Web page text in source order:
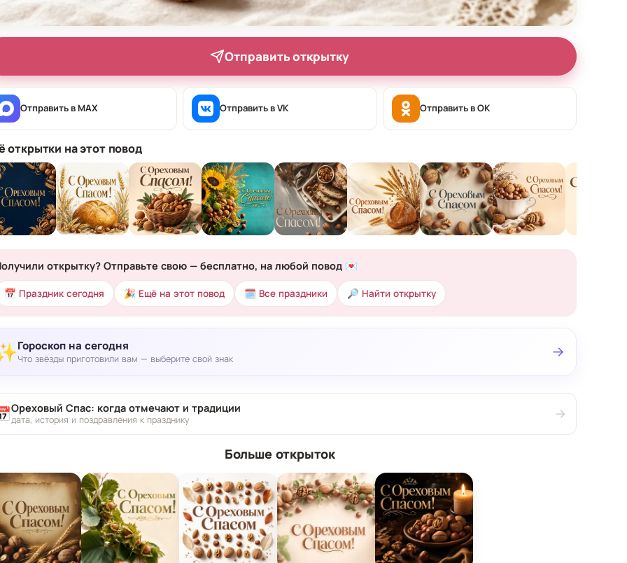
Отправить открытку
Отправить в MAX Отправить в VK Отправить в OK
открытки на этот повод
открытку? Отправьте свою — бесплатно, на любой повод 💌
📅 Праздник сегодня 🎉 Ещё на этот повод 🗓 Все праздники 🔎 Найти открытку
Гороскоп на сегодня
Что звёзды приготовили вам — выберите свой знак →
Ореховый Спас: когда отмечают и традиции
дата, история и поздравления к празднику →
Больше открыток